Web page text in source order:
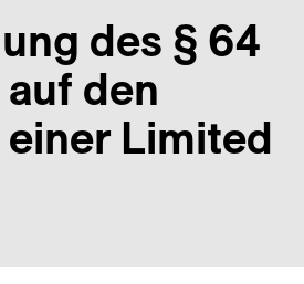
des § 64
den
Limited